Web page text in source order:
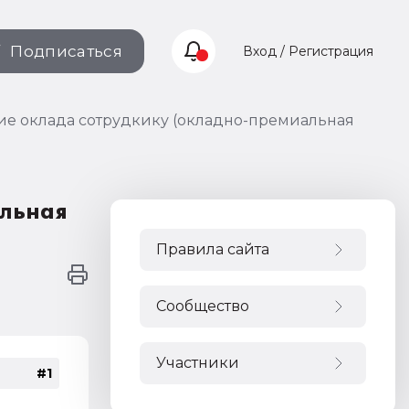
Подписаться Вход / Регистрация
оклада сотрудкику (окладно-премиальная
#1
Правила сайта
Сообщество
Участники